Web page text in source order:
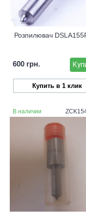
Розпилювач
600 грн.
Купить в 1 клик
В наличии